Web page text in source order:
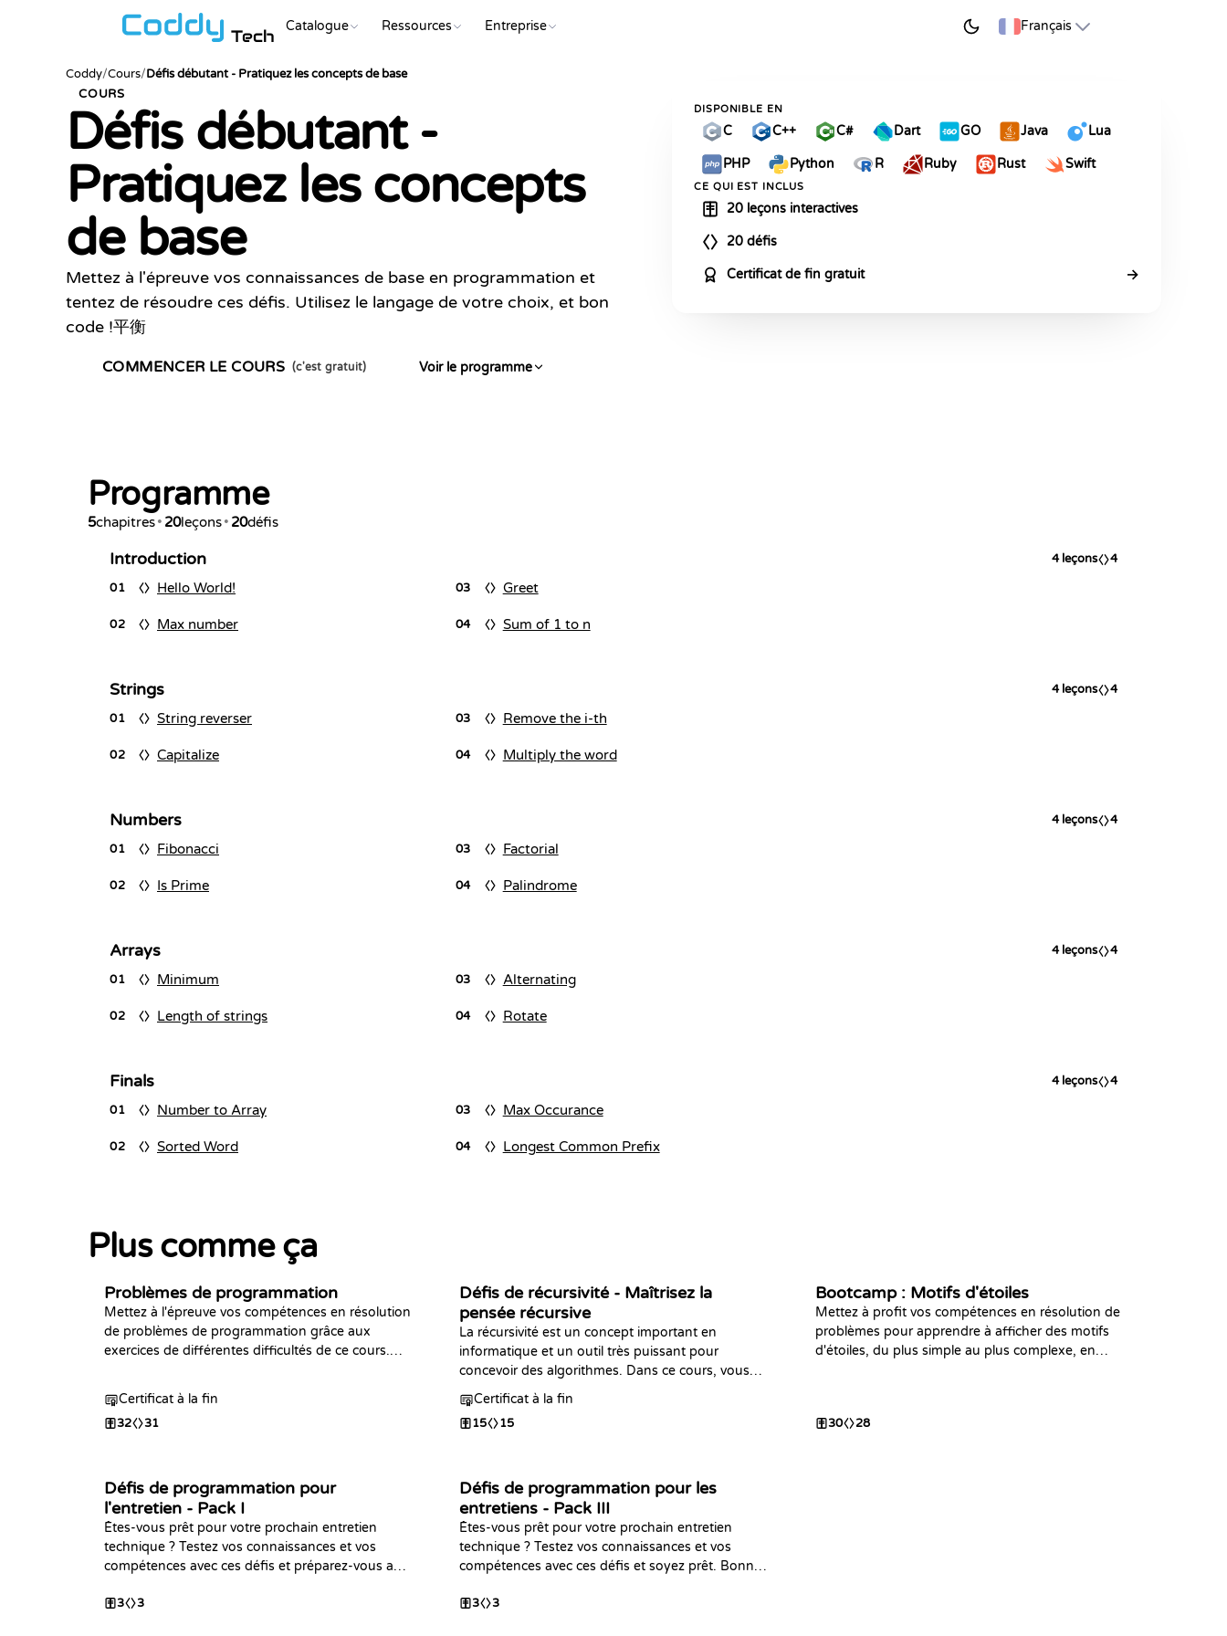
Tech Catalogue Ressources Entreprise Français
Coddy/Cours/Défis débutant - Pratiquez les concepts de base
COURS
Défis débutant -
Pratiquez les concepts
de base
Mettez à l'épreuve vos connaissances de base en programmation et
tentez de résoudre ces défis. Utilisez le langage de votre choix, et bon
code !平衡
COMMENCER LE COURS (c'est gratuit) Voir le programme
DISPONIBLE EN
C C++ C# Dart GO Java Lua
PHP Python R Ruby Rust Swift
CE QUI EST INCLUS
20 leçons interactives
20 défis
Certificat de fin gratuit →
Programme
5chapitres• 20leçons• 20défis
Introduction 4 leçons
4
01
Hello World!
02 Max number
03 Greet
04 Sum of 1 to n
Strings 4 leçons
4
01
String reverser
02 Capitalize
03 Remove the i-th
04 Multiply the word
Numbers 4 leçons
4
01
Fibonacci
02 Is Prime
03 Factorial
04 Palindrome
Arrays 4 leçons
4
01
Minimum
02 Length of strings
03 Alternating
04 Rotate
Finals 4 leçons
4
01
Number to Array
02 Sorted Word
03 Max Occurance
04 Longest Common Prefix
Plus comme ça
Problèmes de programmation
Mettez à l'épreuve vos compétences en résolution
de problèmes de programmation grâce aux
exercices de différentes difficultés de ce cours.
connaissances de base sur la syntaxe d'au moins
un langage de programmation.
Certificat à la fin
32 31
Défis de récursivité - Maîtrisez la
pensée récursive
La récursivité est un concept important en
informatique et un outil très puissant pour
concevoir des algorithmes. Dans ce cours, vous
utiliserez la récursivité pour résoudre des défis
allant du niveau débutant à avancé. À la fin, vous
maîtriserez parfaitement ce sujet.
Certificat à la fin
15 15
Bootcamp : Motifs d'étoiles
Mettez à profit vos compétences en résolution de
problèmes pour apprendre à afficher des motifs
d'étoiles, du plus simple au plus complexe, en
30 28
Défis de programmation pour
l'entretien - Pack I
Êtes-vous prêt pour votre prochain entretien
technique ? Testez vos connaissances et vos
compétences avec ces défis et préparez-vous au
3 3
Défis de programmation pour les
entretiens - Pack III
Êtes-vous prêt pour votre prochain entretien
technique ? Testez vos connaissances et vos
compétences avec ces défis et soyez prêt. Bonne
3 3